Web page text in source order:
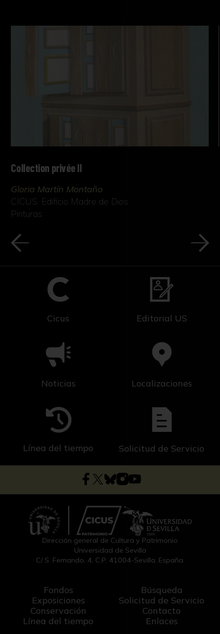
Collection privée II
Gloria Martín Montaño
CICUS. Edificio Madre de Dios
Pinturas
Cicus Editorial US
Noticias Localizaciones
Línea del tiempo Solicitud de Servicio
Dirección general de Cultura y Patrimonio
Universidad de Sevilla
C/ S. Fernando, 4, C.P. 41004-Sevilla, España.
Fondos
Exposiciones
Conservación
Línea del tiempo
Búsqueda
Solicitud de Servicio
Contacto
Enlaces